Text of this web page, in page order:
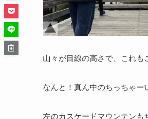
山々が目線の高さで、これも
なんと！真ん中のちっちゃー
左のカスケードマウンテンも